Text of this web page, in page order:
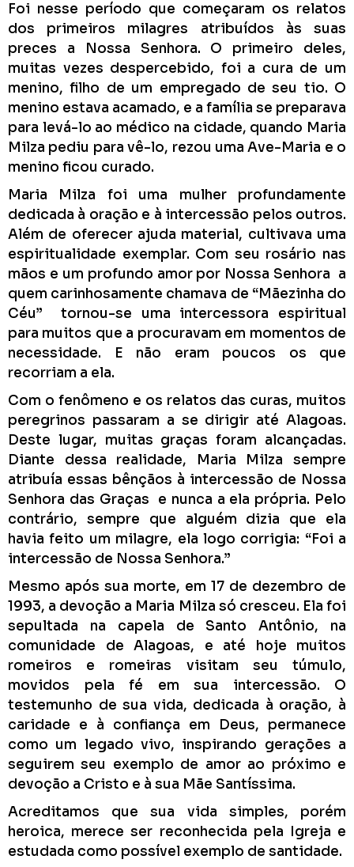
Foi nesse período que começaram os relatos
dos primeiros milagres atribuídos às suas
preces a Nossa Senhora. O primeiro deles,
muitas vezes despercebido, foi a cura de um
menino, filho de um empregado de seu tio. O
menino estava acamado, e a família se preparava
para levá-lo ao médico na cidade, quando Maria
Milza pediu para vê-lo, rezou uma Ave-Maria e o
menino ficou curado.
Maria Milza foi uma mulher profundamente
dedicada à oração e à intercessão pelos outros.
Além de oferecer ajuda material, cultivava uma
espiritualidade exemplar. Com seu rosário nas
mãos e um profundo amor por Nossa Senhora a
quem carinhosamente chamava de “Mãezinha do
Céu” tornou-se uma intercessora espiritual
para muitos que a procuravam em momentos de
necessidade. E não eram poucos os que
recorriam a ela.
Com o fenômeno e os relatos das curas, muitos
peregrinos passaram a se dirigir até Alagoas.
Deste lugar, muitas graças foram alcançadas.
Diante dessa realidade, Maria Milza sempre
atribuía essas bênçãos à intercessão de Nossa
Senhora das Graças e nunca a ela própria. Pelo
contrário, sempre que alguém dizia que ela
havia feito um milagre, ela logo corrigia: “Foi a
intercessão de Nossa Senhora.”
Mesmo após sua morte, em 17 de dezembro de
1993, a devoção a Maria Milza só cresceu. Ela foi
sepultada na capela de Santo Antônio, na
comunidade de Alagoas, e até hoje muitos
romeiros e romeiras visitam seu túmulo,
movidos pela fé em sua intercessão. O
testemunho de sua vida, dedicada à oração, à
caridade e à confiança em Deus, permanece
como um legado vivo, inspirando gerações a
seguirem seu exemplo de amor ao próximo e
devoção a Cristo e à sua Mãe Santíssima.
Acreditamos que sua vida simples, porém
heroica, merece ser reconhecida pela Igreja e
estudada como possível exemplo de santidade.